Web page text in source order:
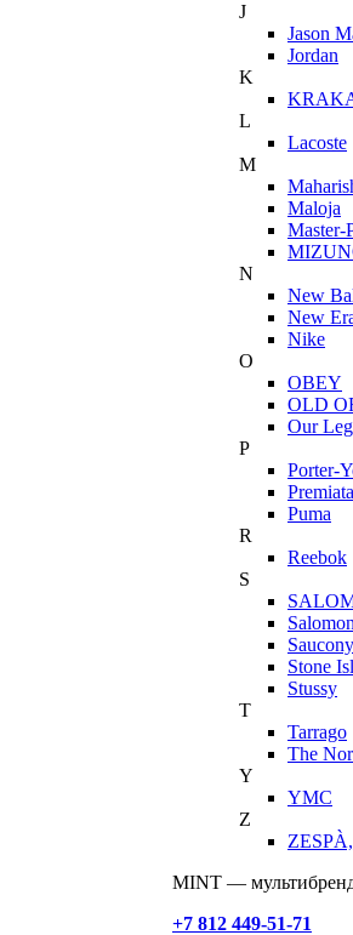
J
Jason
Jordan
K
L
Lacoste
M
Maloja
Master-
N
New
New
Nike
O
OBEY
OLD
Our
P
Porter-
Premiata
Puma
R
Reebok
S
Saucony
Stone
Stussy
T
Tarrago
The
Y
YMC
Z
MINT —
+7 812 449-51-71